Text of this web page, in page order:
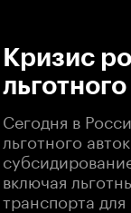
Кризис
Сегодня в
льготного
включая
транспорта